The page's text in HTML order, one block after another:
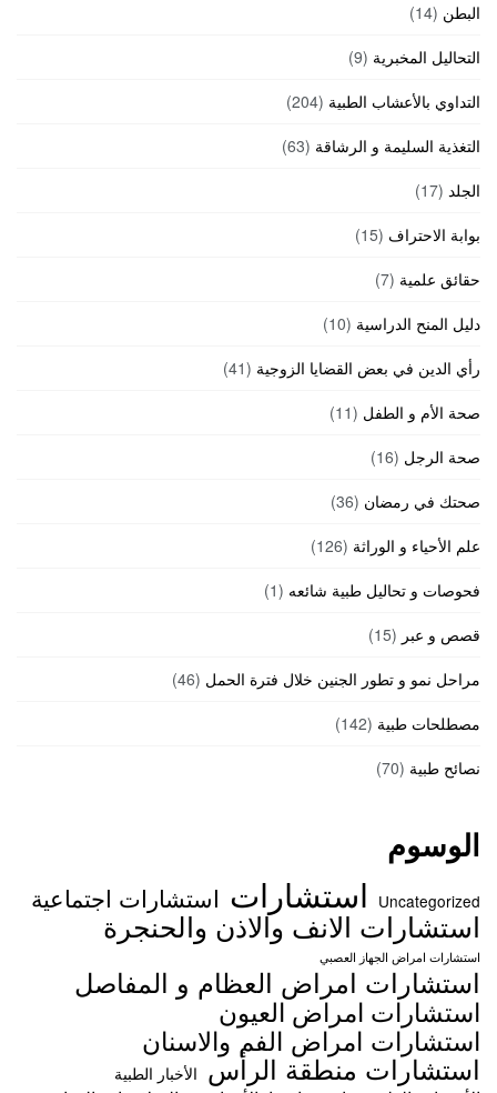
البطن (14)
التحاليل المخبرية (9)
التداوي بالأعشاب الطبية (204)
التغذية السليمة و الرشاقة (63)
الجلد (17)
بوابة الاحتراف (15)
حقائق علمية (7)
دليل المنح الدراسية (10)
رأي الدين في بعض القضايا الزوجية (41)
صحة الأم و الطفل (11)
صحة الرجل (16)
صحتك في رمضان (36)
علم الأحياء و الوراثة (126)
فحوصات و تحاليل طبية شائعه (1)
قصص و عبر (15)
مراحل نمو و تطور الجنين خلال فترة الحمل (46)
مصطلحات طبية (142)
نصائح طبية (70)
الوسوم
Uncategorized استشارات استشارات اجتماعية
استشارات الانف والاذن والحنجرة
استشارات امراض الجهاز العصبي
استشارات امراض العظام و المفاصل
استشارات امراض العيون
استشارات امراض الفم والاسنان
استشارات منطقة الرأس الأخبار الطبية